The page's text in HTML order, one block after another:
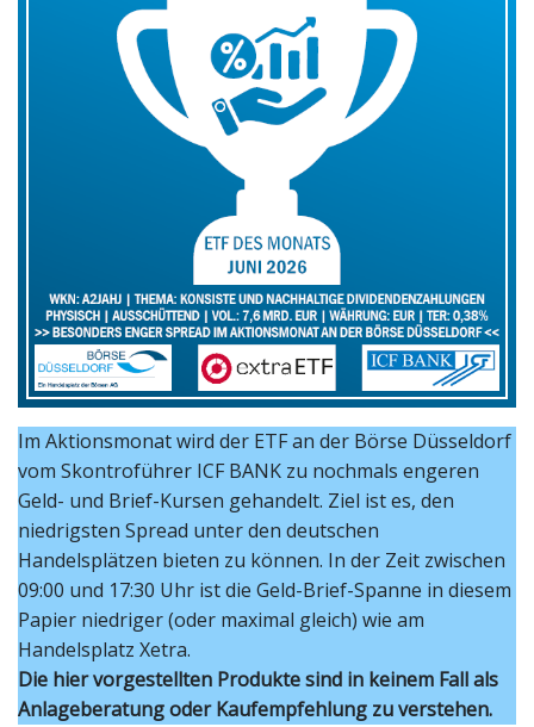
Im Aktionsmonat wird der ETF an der Börse Düsseldorf
vom Skontroführer ICF BANK zu nochmals engeren
Geld- und Brief-Kursen gehandelt. Ziel ist es, den
niedrigsten Spread unter den deutschen
Handelsplätzen bieten zu können. In der Zeit zwischen
09:00 und 17:30 Uhr ist die Geld-Brief-Spanne in diesem
Papier niedriger (oder maximal gleich) wie am
Handelsplatz Xetra.
Die hier vorgestellten Produkte sind in keinem Fall als
Anlageberatung oder Kaufempfehlung zu verstehen.